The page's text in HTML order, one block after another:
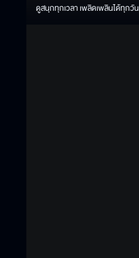
ดูสนุกทุกเวลา เพลิดเพลินได้ทุกวัน